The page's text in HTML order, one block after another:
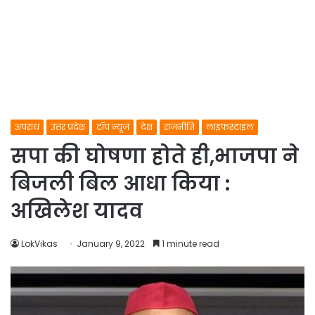
अपराध उत्तर प्रदेश टॉप न्यूज देश राजनीति लाइफस्टाइल
सपा की घोषणा होते ही,भाजपा ने
बिजली बिल आधा किया :
अखिलेश यादव
LokVikas January 9, 2022 1 minute read